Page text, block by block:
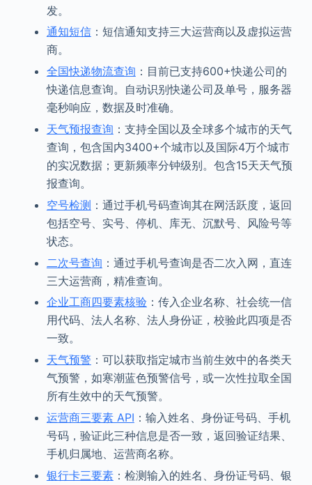
发。
通知短信：短信通知支持三大运营商以及虚拟运营
商。
全国快递物流查询 ：目前已支持600+快递公司的
快递信息查询。自动识别快递公司及单号，服务器
毫秒响应，数据及时准确。
天气预报查询 ：支持全国以及全球多个城市的天气
查询，包含国内3400+个城市以及国际4万个城市
的实况数据；更新频率分钟级别。包含15天天气预
报查询。
空号检测 ：通过手机号码查询其在网活跃度，返回
包括空号、实号、停机、库无、沉默号、风险号等
状态。
二次号查询 ：通过手机号查询是否二次入网，直连
三大运营商，精准查询。
企业工商四要素核验：传入企业名称、社会统一信
用代码、法人名称、法人身份证，校验此四项是否
一致。
天气预警 ：可以获取指定城市当前生效中的各类天
气预警，如寒潮蓝色预警信号，或一次性拉取全国
所有生效中的天气预警。
运营商三要素 API ：输入姓名、身份证号码、手机
号码，验证此三种信息是否一致，返回验证结果、
手机归属地、运营商名称。
银行卡三要素：检测输入的姓名、身份证号码、银